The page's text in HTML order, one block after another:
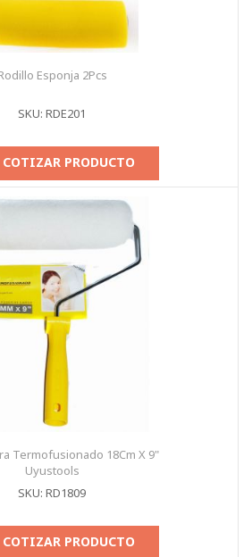
Esponja 2Pcs
SKU: RDE201
COTIZAR PRODUCTO
Termofusionado 18Cm X 9"
Uyustools
SKU: RD1809
COTIZAR PRODUCTO